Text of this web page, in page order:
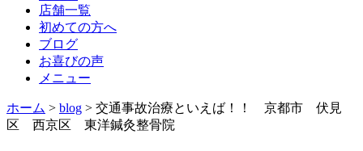
店舗一覧
初めての方へ
ブログ
お喜びの声
メニュー
ホーム > blog > 交通事故治療といえば！！ 京都市 伏見
区 西京区 東洋鍼灸整骨院